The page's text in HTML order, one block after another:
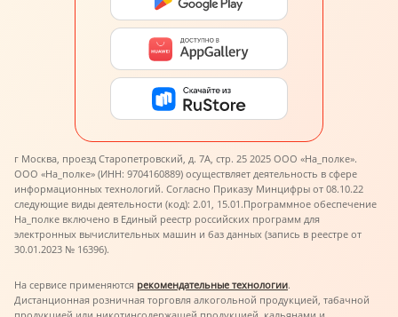
г Москва, проезд Старопетровский, д. 7А, стр. 25 2025 ООО «На_полке».
ООО «На_полке» (ИНН: 9704160889) осуществляет деятельность в сфере
информационных технологий. Согласно Приказу Минцифры от 08.10.22
следующие виды деятельности (код): 2.01, 15.01.Программное обеспечение
На_полке включено в Единый реестр российских программ для
электронных вычислительных машин и баз данных (запись в реестре от
30.01.2023 № 16396).
На сервисе применяются рекомендательные технологии.
Дистанционная розничная торговля алкогольной продукцией, табачной